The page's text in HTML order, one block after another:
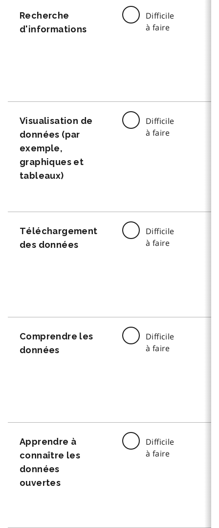
Recherche
d'informations
Difficile
à faire
Visualisation de
données (par
exemple,
graphiques et
tableaux)
Difficile
à faire
Téléchargement
des données
Difficile
à faire
Comprendre les
données
Difficile
à faire
Apprendre à
connaître les
données
ouvertes
Difficile
à faire